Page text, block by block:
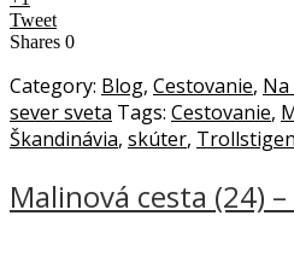
Tweet
Shares 0
Category: Blog, Cestovanie,
sever sveta Tags: Cestovanie,
Škandinávia, skúter, Trollstigen
Malinová cesta (24)